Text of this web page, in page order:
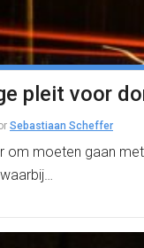
pleit voor
Sebastiaan Scheffer
om moeten gaan